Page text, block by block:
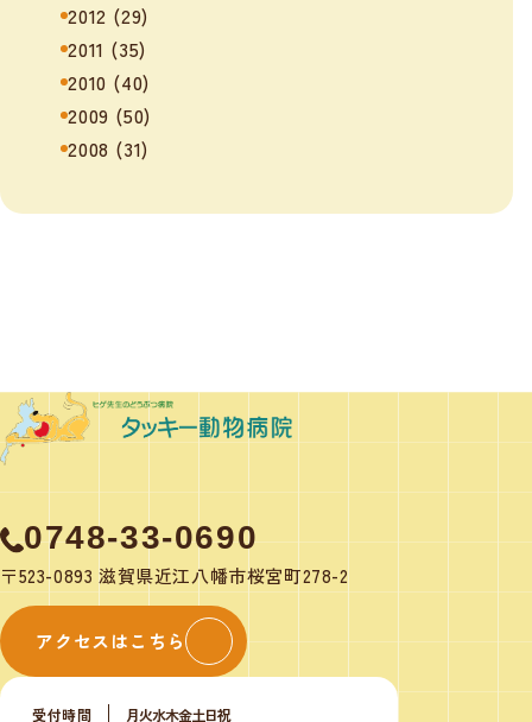
2012 (29)
2011 (35)
2010 (40)
2009 (50)
2008 (31)
0748-33-0690
〒523-0893 滋賀県近江八幡市桜宮町278-2
アクセスはこちら
受付時間 月火水木金土日祝